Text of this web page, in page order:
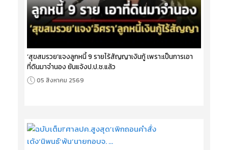
‘สุขสมรวย’แจงลูกหนี้ 9 รายไร้สัญญาเงินกู้ เพราะเป็นการเอา
ที่ดินมาจำนอง ยันแจ้งป.ป.ช.แล้ว
05 สิงหาคม 2569